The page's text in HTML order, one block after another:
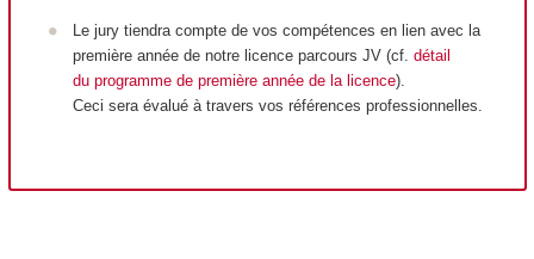
Le jury tiendra compte de vos compétences en lien avec la
première année de notre licence parcours JV (cf. détail
du programme de première année de la licence).
Ceci sera évalué à travers vos références professionnelles.